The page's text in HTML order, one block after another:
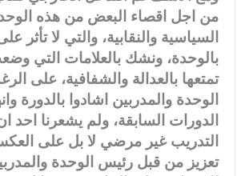
من اجل اقصاء البعض من هذه
السياسية والنقابية، والتي لا تأثر
بالوحدة، ونشك بالعلامات التي
تمتعها بالعدالة والشفافية، على
الوحدة والمدربين اشادوا بالدورة
الدورات السابقة، ولم يشعرنا احد
التدريب غير مرضي لا بل على
تعزيز من قبل رئيس الوحدة